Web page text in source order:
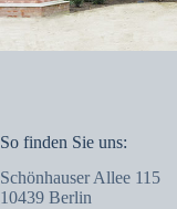
So finden Sie uns:
Schönhauser Allee 115
10439 Berlin